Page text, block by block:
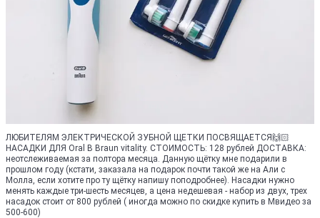
ЛЮБИТЕЛЯМ ЭЛЕКТРИЧЕСКОЙ ЗУБНОЙ ЩЕТКИ ПОСВЯЩАЕТСЯ🙌🏻
НАСАДКИ ДЛЯ Oral B Braun vitality. СТОИМОСТЬ: 128 рублей ДОСТАВКА:
неотслеживаемая за полтора месяца. Данную щётку мне подарили в
прошлом году (кстати, заказала на подарок почти такой же на Али с
Молла, если хотите про ту щётку напишу поподробнее). Насадки нужно
менять каждые три-шесть месяцев, а цена недешевая - набор из двух, трех
насадок стоит от 800 рублей ( иногда можно по скидке купить в Мвидео за
500-600)